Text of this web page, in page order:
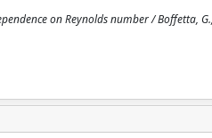
on Reynolds number / Boffetta,